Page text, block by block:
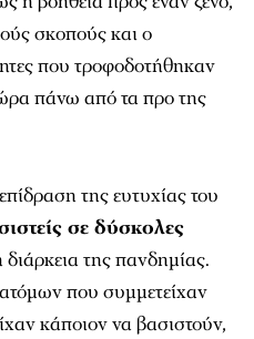
σκοπούς και ο
που τροφοδοτήθηκαν
πάνω από τα προ της
της ευτυχίας του
σε δύσκολες
της πανδημίας.
που συμμετείχαν
κάποιον να βασιστούν,